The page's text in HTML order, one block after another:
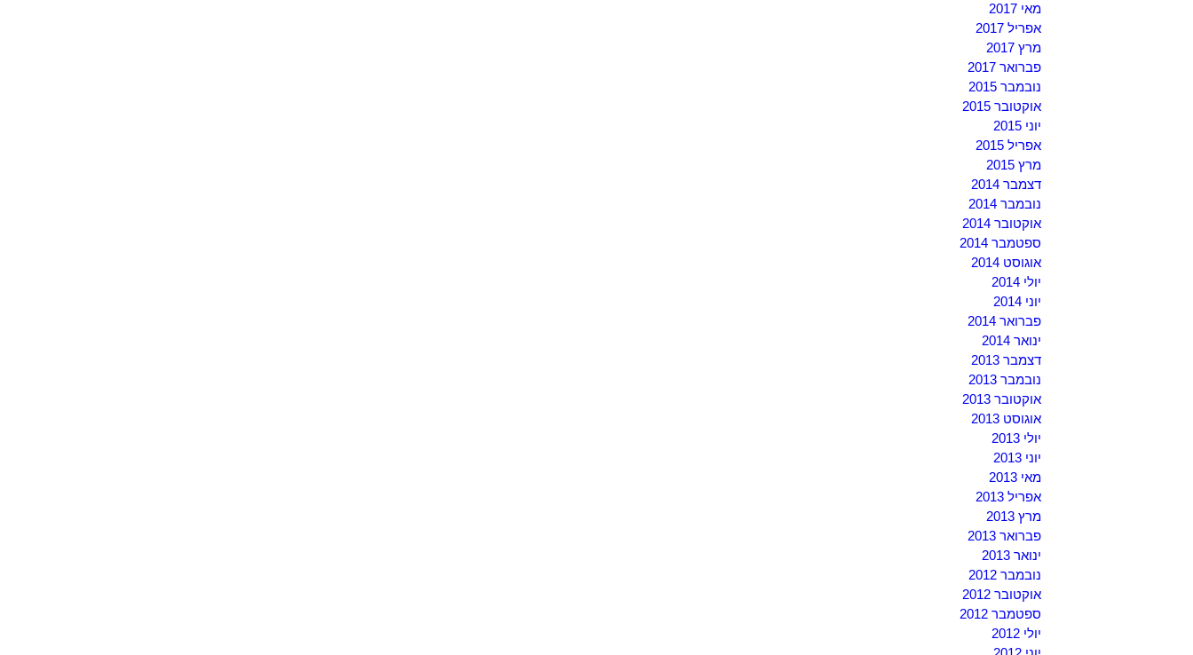
מאי 2017
אפריל 2017
מרץ 2017
פברואר 2017
נובמבר 2015
אוקטובר 2015
יוני 2015
אפריל 2015
מרץ 2015
דצמבר 2014
נובמבר 2014
אוקטובר 2014
ספטמבר 2014
אוגוסט 2014
יולי 2014
יוני 2014
פברואר 2014
ינואר 2014
דצמבר 2013
נובמבר 2013
אוקטובר 2013
אוגוסט 2013
יולי 2013
יוני 2013
מאי 2013
אפריל 2013
מרץ 2013
פברואר 2013
ינואר 2013
נובמבר 2012
אוקטובר 2012
ספטמבר 2012
יולי 2012